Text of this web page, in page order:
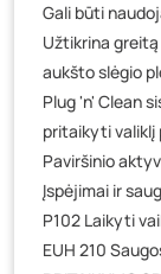
Gali būti
Užtikrina
aukšto slėgio
Plug 'n' Clean
pritaikyti valiklį
Paviršinio
Įspėjimai ir
P102 Laikyti
EUH 210